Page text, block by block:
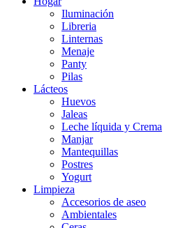
Iluminación
Libreria
Linternas
Menaje
Panty
Pilas
Lácteos
Huevos
Jaleas
Leche líquida y Crema
Manjar
Mantequillas
Postres
Yogurt
Limpieza
Accesorios de aseo
Ambientales